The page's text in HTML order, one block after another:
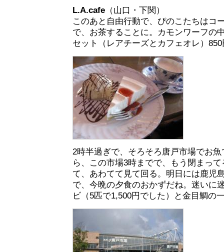
L.A.cafe （山口・下関）
このあと自由行動で、ぴのこたちはコ
で、お茶することに。カモンワーフの
セット（レアチーズとカフェオレ）
2時半過ぎで、そろそろ唐戸市場でお
ら、この市場3時までで、もう閉まっ
て、あわてて見て回る。明日には鹿児
で、今晩の夕食のおかずだね。迷いに
ビ（5匹で1,500円でした）と金目鯛の